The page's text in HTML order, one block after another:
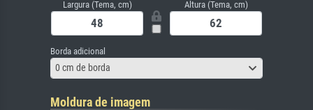
Largura (Tema, cm) Altura (Tema, cm)
Borda adicional
0 cm de borda
Moldura de imagem